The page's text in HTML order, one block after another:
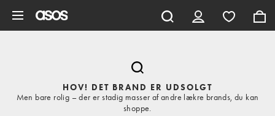
HOV! DET BRAND ER UDSOLGT
Men bare rolig – der er stadig masser af andre lækre brands, du kan
shoppe.